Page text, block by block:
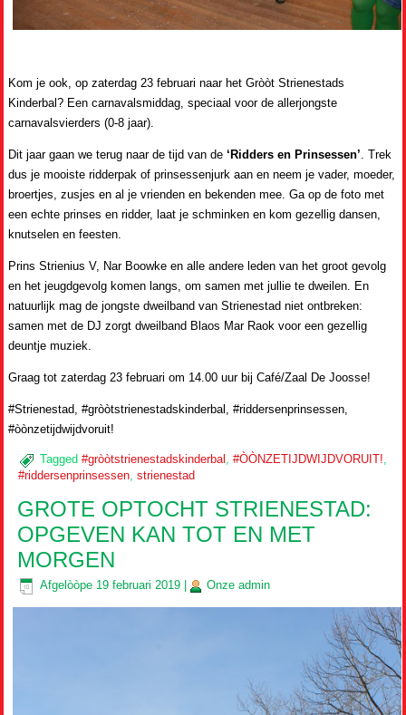
Kom je ook, op zaterdag 23 februari naar het Gròòt Strienestads
Kinderbal? Een carnavalsmiddag, speciaal voor de allerjongste
carnavalsvierders (0-8 jaar).
Dit jaar gaan we terug naar de tijd van de‘Ridders en Prinsessen’ . Trek
dus je mooiste ridderpak of prinsessenjurk aan en neem je vader, moeder,
broertjes, zusjes en al je vrienden en bekenden mee. Ga op de foto met
een echte prinses en ridder, laat je schminken en kom gezellig dansen,
knutselen en feesten.
Prins Strienius V, Nar Boowke en alle andere leden van het groot gevolg
en het jeugdgevolg komen langs, om samen met jullie te dweilen. En
natuurlijk mag de jongste dweilband van Strienestad niet ontbreken:
samen met de DJ zorgt dweilband Blaos Mar Raok voor een gezellig
deuntje muziek.
Graag tot zaterdag 23 februari om 14.00 uur bij Café/Zaal De Joosse!
#Strienestad, #gròòtstrienestadskinderbal, #riddersenprinsessen,
#òònzetijdwijdvoruit!
Tagged #gròòtstrienestadskinderbal ,#ÒÒNZETIJDWIJDVORUIT!,
#riddersenprinsessen ,strienestad
GROTE OPTOCHT STRIENESTAD:
OPGEVEN KAN TOT EN MET
MORGEN
Afgelòòpe 19 februari 2019 Onze admin